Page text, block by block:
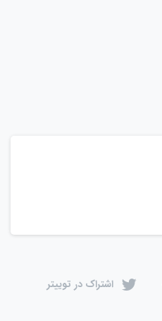
اشتراک در توییتر